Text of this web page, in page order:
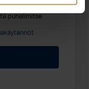
puhelimitse